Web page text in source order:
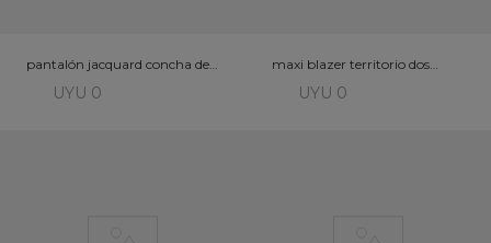
pantalón jacquard concha del
UYU 0
maxi blazer territorio dos
UYU 0